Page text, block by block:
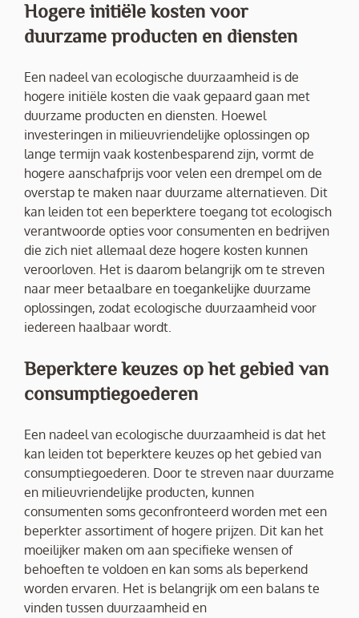
Hogere initiële kosten voor
duurzame producten en diensten
Een nadeel van ecologische duurzaamheid is de
hogere initiële kosten die vaak gepaard gaan met
duurzame producten en diensten. Hoewel
investeringen in milieuvriendelijke oplossingen op
lange termijn vaak kostenbesparend zijn, vormt de
hogere aanschafprijs voor velen een drempel om de
overstap te maken naar duurzame alternatieven. Dit
kan leiden tot een beperktere toegang tot ecologisch
verantwoorde opties voor consumenten en bedrijven
die zich niet allemaal deze hogere kosten kunnen
veroorloven. Het is daarom belangrijk om te streven
naar meer betaalbare en toegankelijke duurzame
oplossingen, zodat ecologische duurzaamheid voor
iedereen haalbaar wordt.
Beperktere keuzes op het gebied van
consumptiegoederen
Een nadeel van ecologische duurzaamheid is dat het
kan leiden tot beperktere keuzes op het gebied van
consumptiegoederen. Door te streven naar duurzame
en milieuvriendelijke producten, kunnen
consumenten soms geconfronteerd worden met een
beperkter assortiment of hogere prijzen. Dit kan het
moeilijker maken om aan specifieke wensen of
behoeften te voldoen en kan soms als beperkend
worden ervaren. Het is belangrijk om een balans te
vinden tussen duurzaamheid en